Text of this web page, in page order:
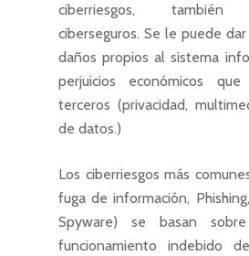
ciberriesgos, también
ciberseguros. Se le puede
daños propios al sistema
perjuicios económicos
terceros (privacidad,
de datos.)
Los ciberriesgos más
fuga de información,
Spyware) se basan
funcionamiento indebido